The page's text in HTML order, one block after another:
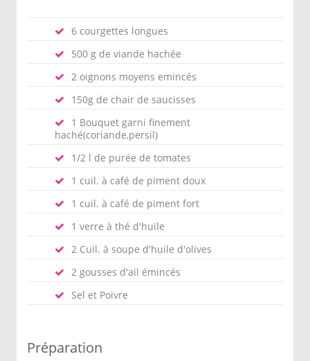
6 courgettes longues
500 g de viande hachée
2 oignons moyens emincés
150g de chair de saucisses
1 Bouquet garni finement
haché(coriande,persil)
1/2 l de purée de tomates
1 cuil. à café de piment doux
1 cuil. à café de piment fort
1 verre à thé d'huile
2 Cuil. à soupe d'huile d'olives
2 gousses d'ail émincés
Sel et Poivre
Préparation